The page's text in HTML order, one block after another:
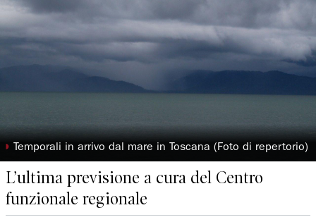
◗ Temporali in arrivo dal mare in Toscana (Foto di repertorio)
L’ultima previsione a cura del Centro
funzionale regionale